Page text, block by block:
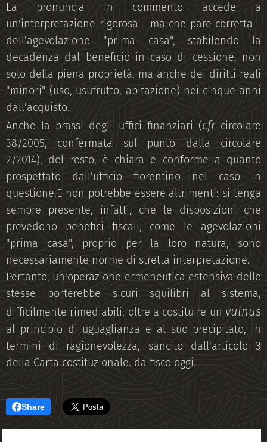
La pronuncia in commento accede a
un'interpretazione rigorosa - ma che pare corretta -
dell'agevolazione "prima casa", stabilendo la
decadenza dal beneficio in caso di cessione, non
solo della piena proprietà, ma anche dei diritti reali
"minori" (uso, usufrutto, abitazione) nei cinque anni
dall'acquisto.
Anche la prassi degli uffici finanziari (cfrcircolare
38/2005, confermata sul punto dalla circolare
2/2014), del resto, è chiara e conforme a quanto
prospettato dall'ufficio fiorentino nel caso in
questione.E non potrebbe essere altrimenti: si tenga
sempre presente, infatti, che le disposizioni che
prevedono benefici fiscali, come le agevolazioni
"prima casa", proprio per la loro natura, sono
necessariamente norme di stretta interpretazione.
Pertanto, un'operazione ermeneutica estensiva delle
stesse porterebbe sicuri squilibri al sistema,
difficilmente rimediabili, oltre a costituire un vulnus
al principio di uguaglianza e al suo precipitato, in
termini di ragionevolezza, sancito dall'articolo 3
della Carta costituzionale. da fisco oggi.
Share